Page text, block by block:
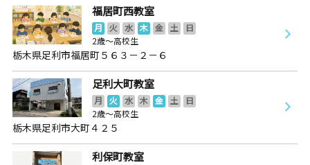
福居町西教室
月 火 水 木 金 土
日
2歳～高校生
栃木県足利市福居町５６３－２－６
足利大町教室
月 火 水 木 金 土
日
2歳～高校生
栃木県足利市大町４２５
利保町教室